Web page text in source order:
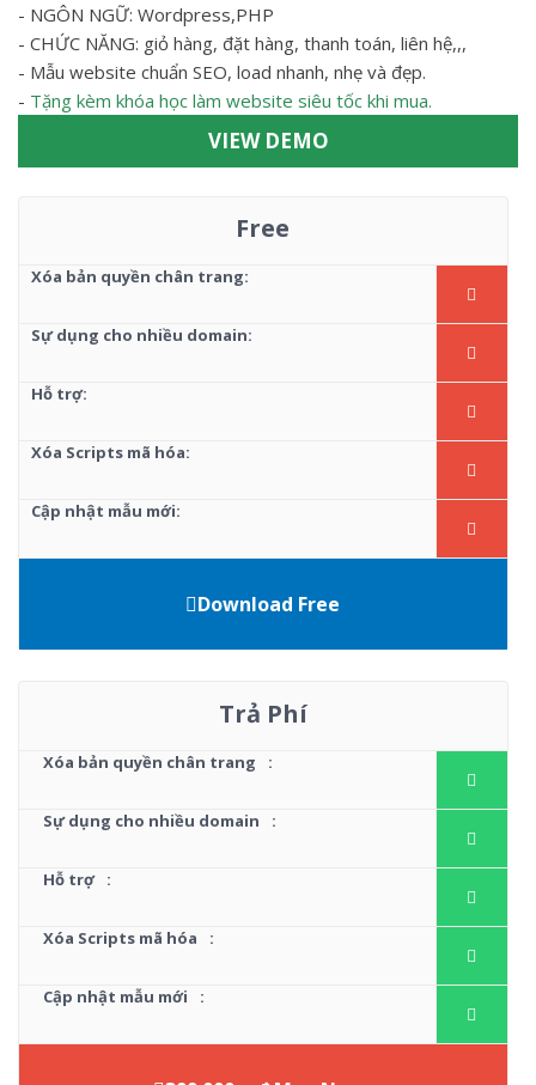
- NGÔN NGỮ: Wordpress,PHP
- CHỨC NĂNG: giỏ hàng, đặt hàng, thanh toán, liên hệ,,,
- Mẫu website chuẩn SEO, load nhanh, nhẹ và đẹp.
- Tặng kèm khóa học làm website siêu tốc khi mua.
VIEW DEMO
Free
Xóa bản quyền chân trang:
Sự dụng cho nhiều domain:
Hỗ trợ:
Xóa Scripts mã hóa:
Cập nhật mẫu mới:
Download Free
Trả Phí
Xóa bản quyền chân trang :
Sự dụng cho nhiều domain :
Hỗ trợ :
Xóa Scripts mã hóa :
Cập nhật mẫu mới :